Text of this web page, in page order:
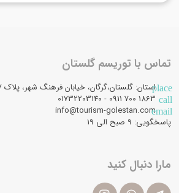
تماس با توریسم گلستان
placeاستان: گلستان،گرگان، خیابان فرهنگ شهر، پلاک 17، طبقه: همکف،
call
email
info@tourism-golestan.com
پاسخگویی: ۹ صبح الی 19
مارا دنبال کنید